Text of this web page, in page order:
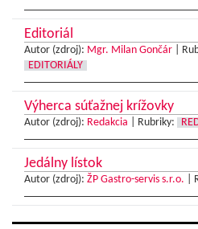
Editoriál
Autor (zdroj): Mgr. Milan Gončár
EDITORIÁLY
Výherca súťažnej krížovky
Autor (zdroj): Redakcia Rubriky:
Jedálny lístok
Autor (zdroj): ŽP Gastro-servis s.r.o.